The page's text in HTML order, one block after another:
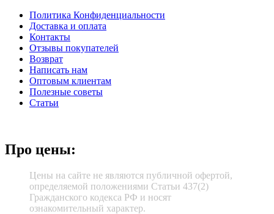
Политика Конфиденциальности
Доставка и оплата
Контакты
Отзывы покупателей
Возврат
Написать нам
Оптовым клиентам
Полезные советы
Статьи
Про цены:
Цены на сайте не являются публичной офертой,
определяемой положениями Статьи 437(2)
Гражданского кодекса РФ и носят
ознакомительный характер.